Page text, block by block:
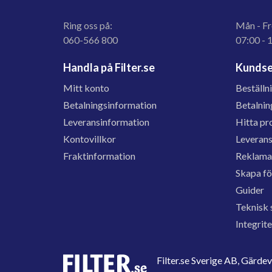
Ring oss på:
060-566 800
Mån -
07:00 -
Handla på Filter.se
Mitt konto
Betalningsinformation
Leveransinformation
Kontovillkor
Fraktinformation
Hitta
Leverans
Skapa
Guider
Teknisk
Filter.se Sverige AB,